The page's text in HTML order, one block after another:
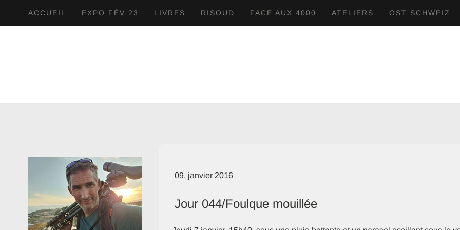
ACCUEIL EXPO FÉV 23 LIVRES RISOUD FACE AUX 4000 ATELIERS OST SCHWEIZ
09. janvier 2016
Jour 044/Foulque mouillée